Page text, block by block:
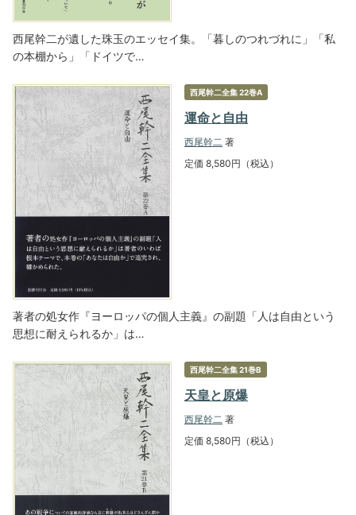
西尾幹二が遺した珠玉のエッセイ集。「暮しのつれづれに」「私
の本棚から」「ドイツで…
西尾幹二全集 22巻A
運命と自由
西尾幹二 著
定価 8,580円（税込）
著者の処女作『ヨーロッパの個人主義』の副題「人は自由という
思想に耐えられるか」は…
西尾幹二全集 21巻B
天皇と原爆
西尾幹二 著
定価 8,580円（税込）